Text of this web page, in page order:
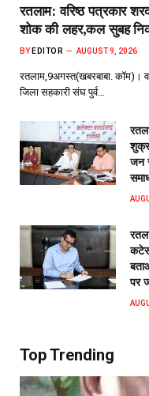
रतलाम: वरिष्ठ पत्रकार
शोक की लहर,कल सुबह
BY EDITOR AUGUST 9, 2026
रतलाम,9अगस्त(खबरबाबा. कॉम)।
जिला सहकारी संघ पुर्व…
जन
पर
Top Trending